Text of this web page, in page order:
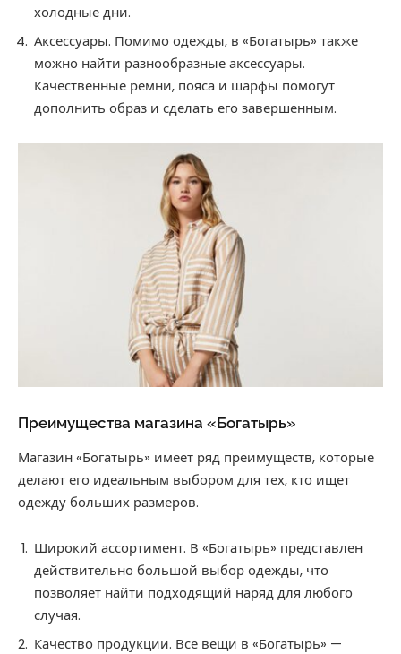
холодные дни.
Аксессуары. Помимо одежды, в «‎Богатырь» также
можно найти разнообразные аксессуары.
Качественные ремни, пояса и шарфы помогут
дополнить образ и сделать его завершенным.
Преимущества магазина «‎Богатырь»
Магазин «‎Богатырь» имеет ряд преимуществ, которые
делают его идеальным выбором для тех, кто ищет
одежду больших размеров.
Широкий ассортимент. В «‎Богатырь» представлен
действительно большой выбор одежды, что
позволяет найти подходящий наряд для любого
случая.
Качество продукции. Все вещи в «‎Богатырь» —